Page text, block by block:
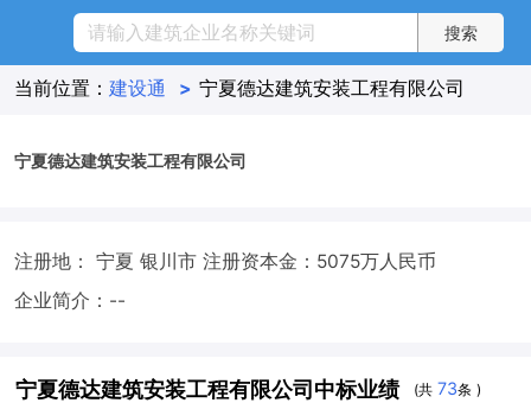
当前位置： 建设通 > 宁夏德达建筑安装工程有限公司
宁夏德达建筑安装工程有限公司
注册地： 宁夏 银川市 注册资本金：5075万人民币
企业简介：--
宁夏德达建筑安装工程有限公司中标业绩 (共73条 )